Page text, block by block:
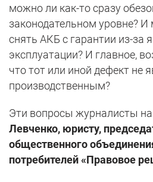
можно ли как-то сразу
законодательном уровне?
снять АКБ с гарантии из-за
эксплуатации? И главное,
что тот или иной дефект не
производственным?
Эти вопросы журналисты
Левченко, юристу,
общественного
потребителей «Правовое